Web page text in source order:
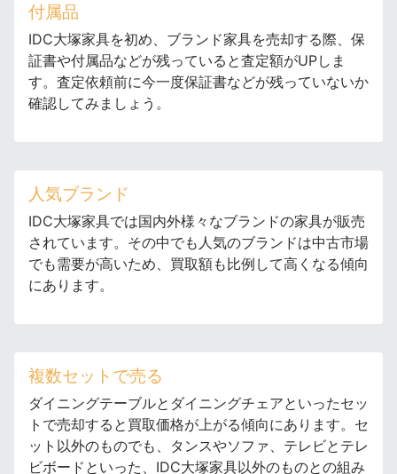
付属品
IDC大塚家具を初め、ブランド家具を売却する際、保
証書や付属品などが残っていると査定額がUPしま
す。査定依頼前に今一度保証書などが残っていないか
確認してみましょう。
人気ブランド
IDC大塚家具では国内外様々なブランドの家具が販売
されています。その中でも人気のブランドは中古市場
でも需要が高いため、買取額も比例して高くなる傾向
にあります。
複数セットで売る
ダイニングテーブルとダイニングチェアといったセッ
トで売却すると買取価格が上がる傾向にあります。セ
ット以外のものでも、タンスやソファ、テレビとテレ
ビボードといった、IDC大塚家具以外のものとの組み